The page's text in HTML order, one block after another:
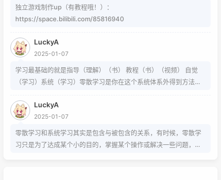
独立游戏制作up（有教程哦！）：
https://space.bilibili.com/85816940
LuckyA
2025-01-07
学习最基础的就是指导（理解）（书） 教程（书）（视频） 自觉
（学习）系统（学习）零散学习是你在这个系统体系外得到方法的
LuckyA
2025-01-07
零散学习和系统学习其实是包含与被包含的关系，有时候，零散学
习只是为了达成某个小的目的，掌握某个操作或解决一些问题，而